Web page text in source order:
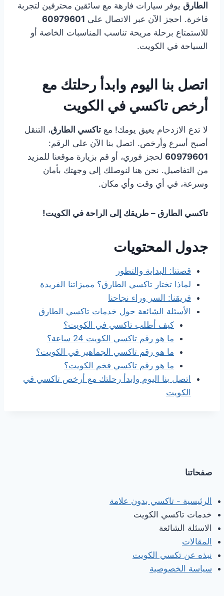
الطارق يوفر سيارات فارهة مع سائقين محترفين لتجربة
فاخرة. احجز الآن عبر الاتصال على 60979601
للاستمتاع برحلة مريحة تناسب المناسبات الخاصة أو
السياحة في الكويت.
اتصل بنا اليوم وابدأ رحلتك مع
أرخص تاكسي في الكويت
لا تدع الازدحام يعيق يومك! مع تاكسي الطارق، التنقل
أصبح أسرع وأرخص. اتصل بنا الآن على الرقم:
60979601 لحجز فوري، أو قم بزيارة موقعنا للمزيد
من التفاصيل. نحن هنا لنوصلك إلى وجهتك بأمان
وسرعة، في أي وقت وأي مكان.
تاكسي الطارق – طريقك إلى الراحة في الكويت!
جدول المحتويات
قصتنا: البداية والتطور
لماذا تختار تاكسي الطارق؟ مميزاتنا الفريدة
فريقنا: السر وراء نجاحنا
الأسئلة الشائعة حول خدمات تاكسي الطارق
كيف أطلب تاكسي في الكويت؟
ما هو رقم تاكسي الكويت 24 ساعة؟
ما هو رقم تاكسي الجماهير في الكويت؟
ما هو رقم تاكسي فخم الكويت؟
اتصل بنا اليوم وابدأ رحلتك مع أرخص تاكسي في
الكويت
صفحاتنا
الرئيسية - تاكسي بدون علامة
خدمات تاكسي الكويت
الاسئلة الشائعة
المقالات
نبذه عن تكسي الكويت
سياسة الخصوصية